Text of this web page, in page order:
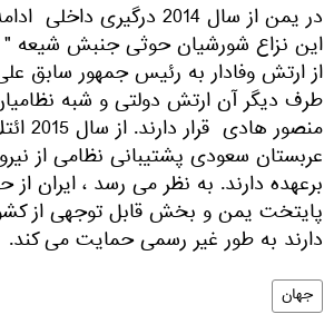
در یمن از سال 2014
این نزاع شورشیان حوثی جنبش شیعه "
از ارتش وفادار به رئیس جمهور سابق
طرف دیگر آن ارتش دولتی و شبه نظامیان
منصور
عربستان سعودی پشتیبانی نظامی از
برعهده دارند. به نظر می رسد ، ایران
پایتخت یمن و بخش قابل توجهی از
دارند به طور غیر رسمی حمایت می کند.
جهان